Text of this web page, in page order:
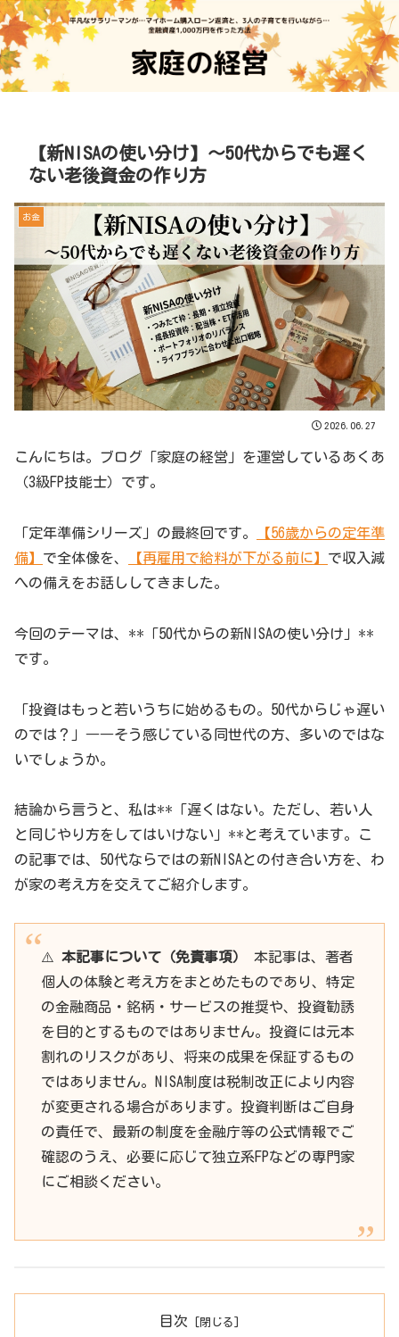
【新NISAの使い分け】～50代からでも遅く
ない老後資金の作り方
お金
2026.06.27
こんにちは。ブログ「家庭の経営」を運営しているあくあ
（3級FP技能士）です。
「定年準備シリーズ」の最終回です。
【56歳からの定年準
備】 で全体像を、 【再雇用で給料が下がる前に】 で収入減
への備えをお話ししてきました。
今回のテーマは、**「50代からの新NISAの使い分け」**
です。
「投資はもっと若いうちに始めるもの。50代からじゃ遅い
のでは？」――そう感じている同世代の方、多いのではな
いでしょうか。
結論から言うと、私は**「遅くはない。ただし、若い人
と同じやり方をしてはいけない」**と考えています。こ
の記事では、50代ならではの新NISAとの付き合い方を、わ
が家の考え方を交えてご紹介します。
⚠️ 本記事について（免責事項）
本記事は、著者
個人の体験と考え方をまとめたものであり、特定
の金融商品・銘柄・サービスの推奨や、投資勧誘
を目的とするものではありません。投資には元本
割れのリスクがあり、将来の成果を保証するもの
ではありません。NISA制度は税制改正により内容
が変更される場合があります。投資判断はご自身
の責任で、最新の制度を金融庁等の公式情報でご
確認のうえ、必要に応じて独立系FPなどの専門家
にご相談ください。
目次